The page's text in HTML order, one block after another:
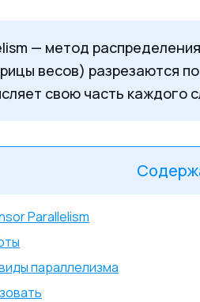
— метод
весов) разрезаются
свою часть каждого
Parallelism
параллелизма